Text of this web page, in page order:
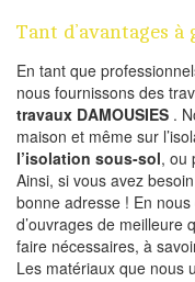
Tant d’avantages à
En tant que
nous fournissons des
travaux DAMOUSIES .
maison et même sur
l’isolation sous-sol, ou
Ainsi, si vous avez besoin
bonne adresse ! En
d’ouvrages de meilleure
faire nécessaires, à
Les matériaux que nous